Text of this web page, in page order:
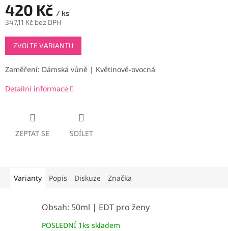
420 Kč / ks
347,11 Kč bez DPH
Měrná
cena:
ZVOLTE VARIANTU
Zaměření: Dámská vůně | Květinově-ovocná
Detailní informace
ZEPTAT SE SDÍLET
Varianty Popis Diskuze Značka
Obsah: 50ml | EDT pro ženy
POSLEDNÍ 1ks skladem